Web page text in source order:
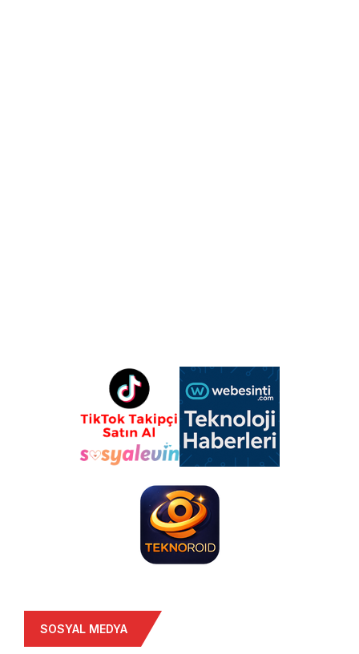
SOSYAL MEDYA